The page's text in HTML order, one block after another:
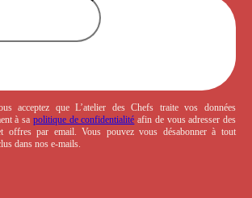
acceptez que L’atelier des Chefs traite vos données
à sa politique de confidentialité afin de vous adresser des
offres par email. Vous pouvez vous désabonner à tout
dans nos e-mails.